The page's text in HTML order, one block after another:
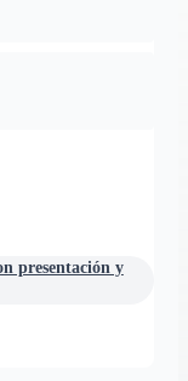
presentación y